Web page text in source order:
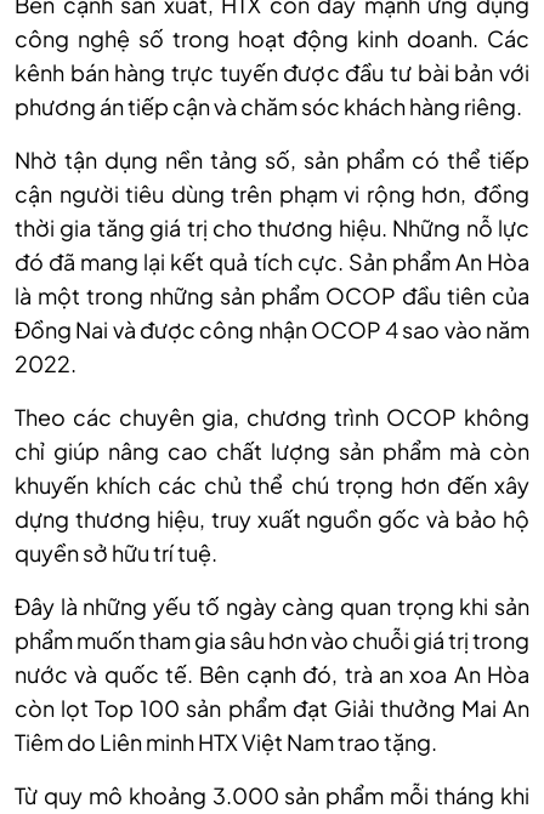
công nghệ số trong hoạt động kinh doanh. Các
kênh bán hàng trực tuyến được đầu tư bài bản với
phương án tiếp cận và chăm sóc khách hàng riêng.
Nhờ tận dụng nền tảng số, sản phẩm có thể tiếp
cận người tiêu dùng trên phạm vi rộng hơn, đồng
thời gia tăng giá trị cho thương hiệu. Những nỗ lực
đó đã mang lại kết quả tích cực. Sản phẩm An Hòa
là một trong những sản phẩm OCOP đầu tiên của
Đồng Nai và được công nhận OCOP 4 sao vào năm
2022.
Theo các chuyên gia, chương trình OCOP không
chỉ giúp nâng cao chất lượng sản phẩm mà còn
khuyến khích các chủ thể chú trọng hơn đến xây
dựng thương hiệu, truy xuất nguồn gốc và bảo hộ
quyền sở hữu trí tuệ.
Đây là những yếu tố ngày càng quan trọng khi sản
phẩm muốn tham gia sâu hơn vào chuỗi giá trị trong
nước và quốc tế. Bên cạnh đó, trà an xoa An Hòa
còn lọt Top 100 sản phẩm đạt Giải thưởng Mai An
Tiêm do Liên minh HTX Việt Nam trao tặng.
Từ quy mô khoảng 3.000 sản phẩm mỗi tháng khi